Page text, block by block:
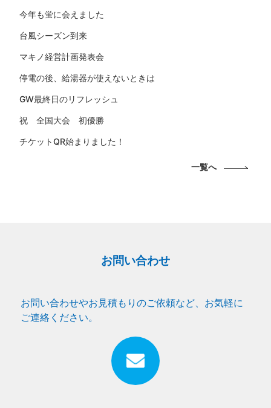
今年も蛍に会えました
台風シーズン到来
マキノ経営計画発表会
停電の後、給湯器が使えないときは
GW最終日のリフレッシュ
祝 全国大会 初優勝
チケットQR始まりました！
一覧へ
お問い合わせ
お問い合わせやお見積もりのご依頼など、お気軽に
ご連絡ください。